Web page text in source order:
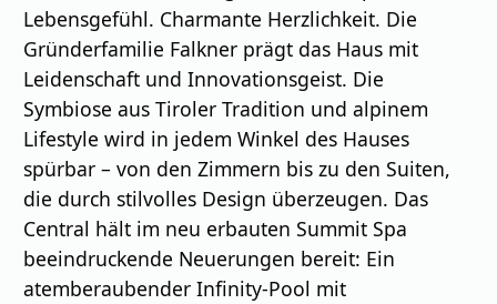
Lebensgefühl. Charmante Herzlichkeit. Die
Gründerfamilie Falkner prägt das Haus mit
Leidenschaft und Innovationsgeist. Die
Symbiose aus Tiroler Tradition und alpinem
Lifestyle wird in jedem Winkel des Hauses
spürbar – von den Zimmern bis zu den Suiten,
die durch stilvolles Design überzeugen. Das
Central hält im neu erbauten Summit Spa
beeindruckende Neuerungen bereit: Ein
atemberaubender Infinity-Pool mit